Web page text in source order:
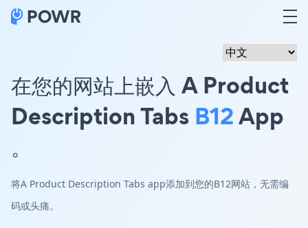
在您的网站上嵌入 A Product
Description Tabs B12App
。
将A Product Description Tabs app添加到您的B12网站，无需编
码或头痛。